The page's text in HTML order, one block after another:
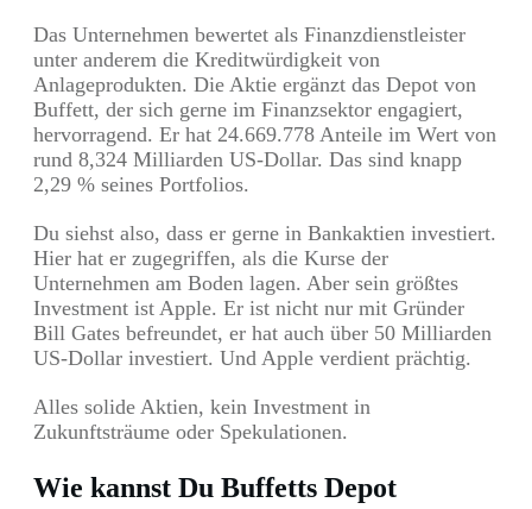
Das Unternehmen bewertet als Finanzdienstleister
unter anderem die Kreditwürdigkeit von
Anlageprodukten. Die Aktie ergänzt das Depot von
Buffett, der sich gerne im Finanzsektor engagiert,
hervorragend. Er hat 24.669.778 Anteile im Wert von
rund 8,324 Milliarden US-Dollar. Das sind knapp
2,29 % seines Portfolios.
Du siehst also, dass er gerne in Bankaktien investiert.
Hier hat er zugegriffen, als die Kurse der
Unternehmen am Boden lagen. Aber sein größtes
Investment ist Apple. Er ist nicht nur mit Gründer
Bill Gates befreundet, er hat auch über 50 Milliarden
US-Dollar investiert. Und Apple verdient prächtig.
Alles solide Aktien, kein Investment in
Zukunftsträume oder Spekulationen.
Wie kannst Du Buffetts Depot